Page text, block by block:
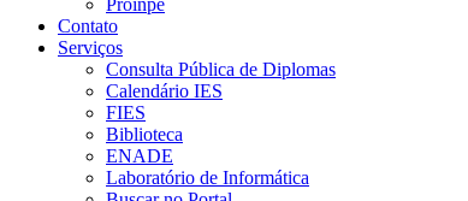
Proinpe
Contato
Serviços
Consulta Pública de Diplomas
Calendário IES
FIES
Biblioteca
ENADE
Laboratório de Informática